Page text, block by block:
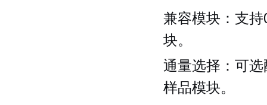
兼容模块：支
块。
通量选择：可
样品模块。